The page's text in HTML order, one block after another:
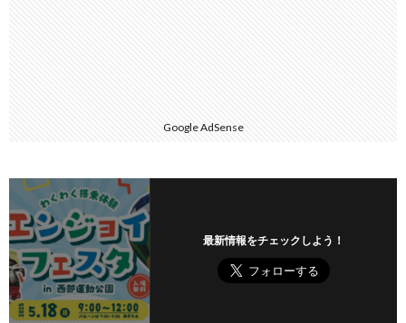
Google AdSense
最新情報をチェックしよう！